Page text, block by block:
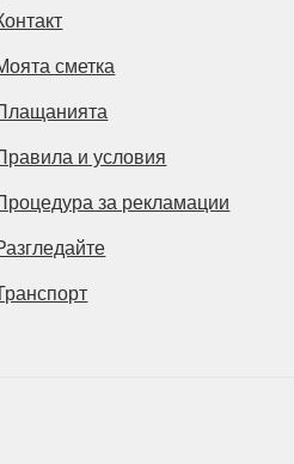
сметка
и условия
за рекламации